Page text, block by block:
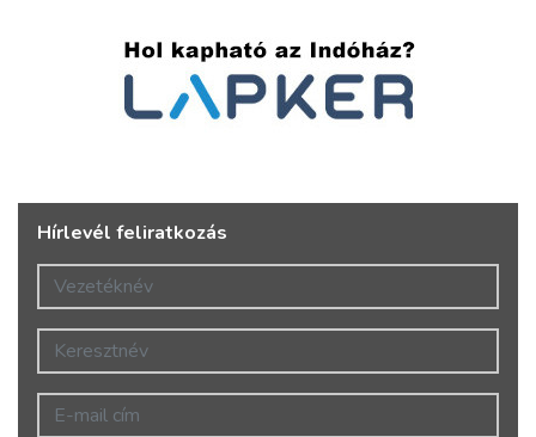
Hírlevél feliratkozás
Vezetéknév
Keresztnév
E-mail cím